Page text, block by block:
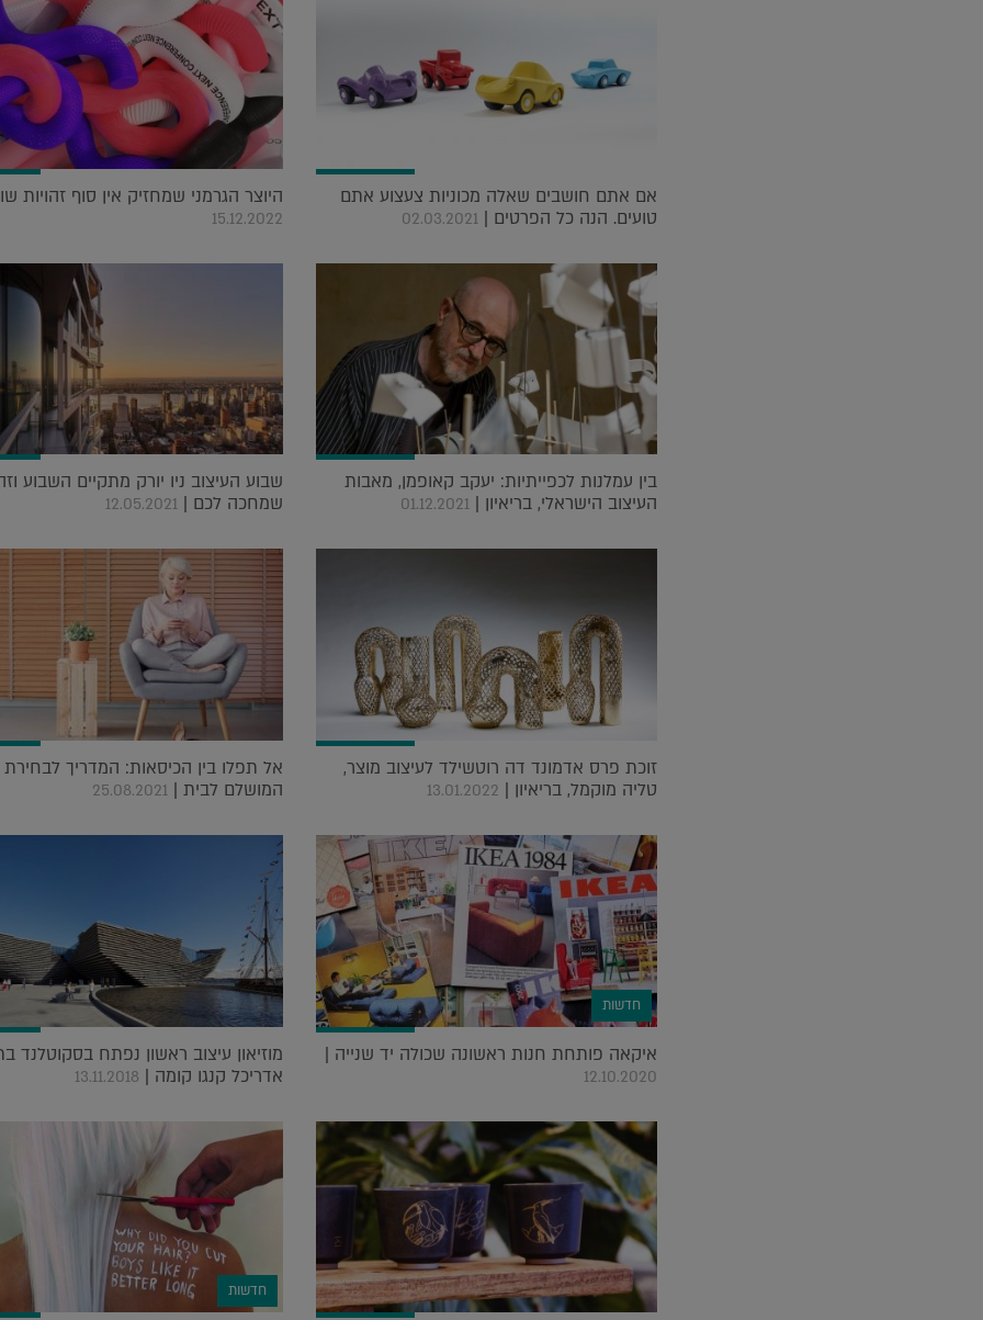
אם אתם חושבים שאלה מכוניות צעצוע אתם
טועים. הנה כל הפרטים | 02.03.2021
היוצר הגרמני שמחזיק אין סוף זהויות
15.12.2022
בין עמלנות לכפייתיות: יעקב קאופמן, מאבות
העיצוב הישראלי, בריאיון | 01.12.2021
שבוע העיצוב ניו יורק מתקיים השבוע
שמחכה לכם |12.05.2021
זוכת פרס אדמונד דה רוטשילד לעיצוב מוצר,
טליה מוקמל, בריאיון | 13.01.2022
אל תפלו בין הכיסאות: המדריך
המושלם לבית |25.08.2021
חדשות
איקאה פותחת חנות ראשונה שכולה יד שנייה |
12.10.2020
מוזיאון עיצוב ראשון נפתח בסקוטלנד
אדריכל קנגו קומה | 13.11.2018
חדשות